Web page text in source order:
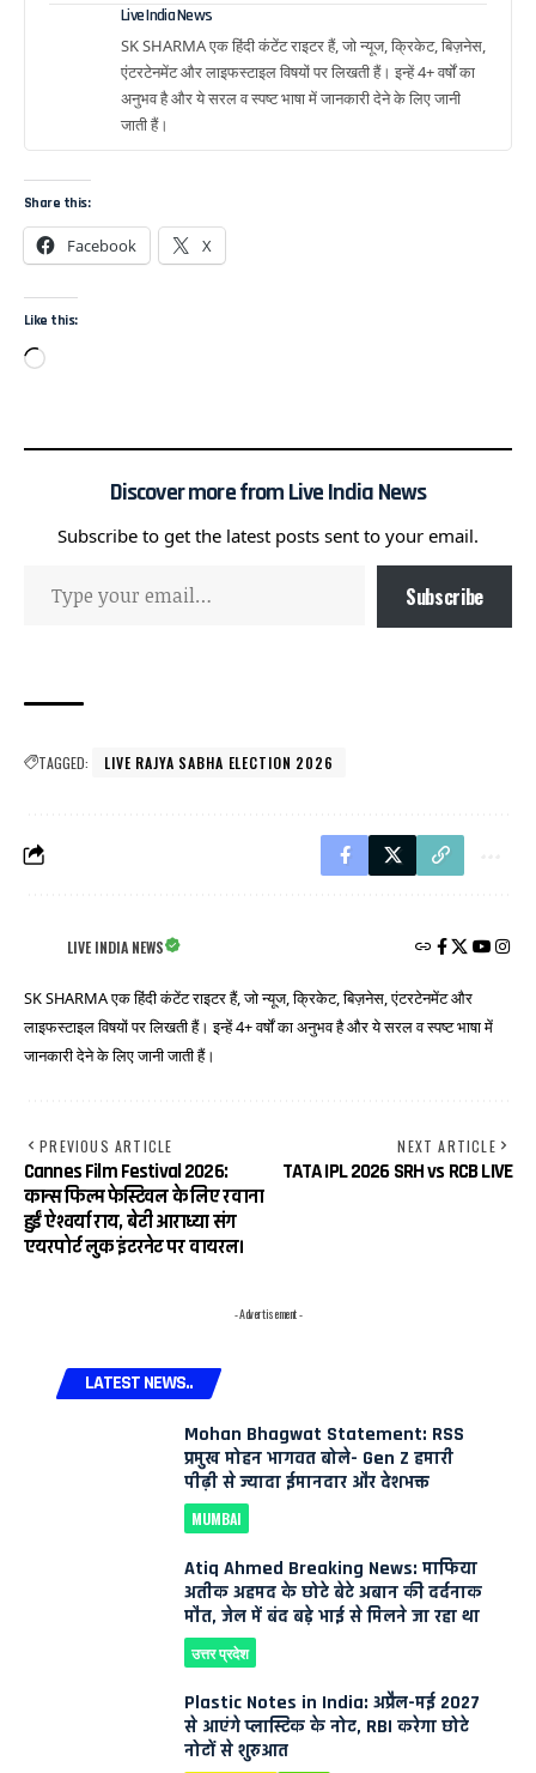
Live India News
SK SHARMA एक हिंदी कंटेंट राइटर हैं, जो न्यूज, क्रिकेट, बिज़नेस,
एंटरटेनमेंट और लाइफस्टाइल विषयों पर लिखती हैं। इन्हें 4+ वर्षों का
अनुभव है और ये सरल व स्पष्ट भाषा में जानकारी देने के लिए जानी
जाती हैं।
Share this:
Facebook X
Like this:
Discover more from Live India News
Subscribe to get the latest posts sent to your email.
Subscribe
TAGGED: LIVE RAJYA SABHA ELECTION 2026
LIVE INDIA NEWS
SK SHARMA एक हिंदी कंटेंट राइटर हैं, जो न्यूज, क्रिकेट, बिज़नेस, एंटरटेनमेंट और
लाइफस्टाइल विषयों पर लिखती हैं। इन्हें 4+ वर्षों का अनुभव है और ये सरल व स्पष्ट भाषा में
जानकारी देने के लिए जानी जाती हैं।
PREVIOUS ARTICLE
Cannes Film Festival 2026:
कान्स फिल्म फेस्टिवल के लिए रवाना
हुईं ऐश्वर्या राय, बेटी आराध्या संग
एयरपोर्ट लुक इंटरनेट पर वायरल।
NEXT ARTICLE
TATA IPL 2026 SRH vs RCB LIVE
- Advertisement -
LATEST NEWS..
Mohan Bhagwat Statement: RSS
प्रमुख मोहन भागवत बोले- Gen Z हमारी
पीढ़ी से ज्यादा ईमानदार और देशभक्त
MUMBAI
Atiq Ahmed Breaking News: माफिया
अतीक अहमद के छोटे बेटे अबान की दर्दनाक
मौत, जेल में बंद बड़े भाई से मिलने जा रहा था
उत्तर प्रदेश
Plastic Notes in India: अप्रैल-मई 2027
से आएंगे प्लास्टिक के नोट, RBI करेगा छोटे
नोटों से शुरुआत